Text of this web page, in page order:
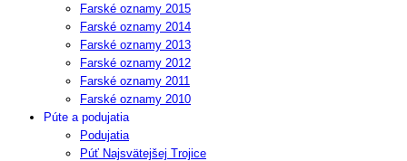
Farské oznamy 2015
Farské oznamy 2014
Farské oznamy 2013
Farské oznamy 2012
Farské oznamy 2011
Farské oznamy 2010
Púte a podujatia
Podujatia
Púť Najsvätejšej Trojice